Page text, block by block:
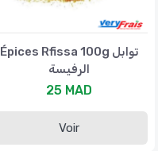
Épices Rfissa 100g توابل
الرفيسة
25 MAD
Voir